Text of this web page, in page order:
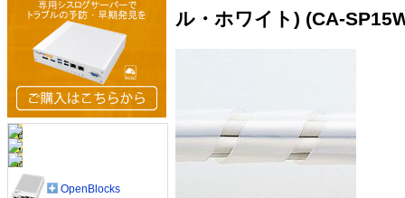
ル・ホワイト) (CA-
OpenBlocks